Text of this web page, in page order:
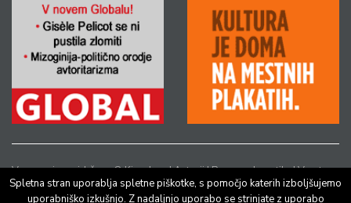
Vse pravice pridržane © Kinodvor |Avtorji|Pravno obvestilo|Varstvo
osebnih podatkov
Spletna stran uporablja spletne piškotke, s pomočjo katerih izboljšujemo
uporabniško izkušnjo. Z nadaljnjo uporabo se strinjate z uporabo